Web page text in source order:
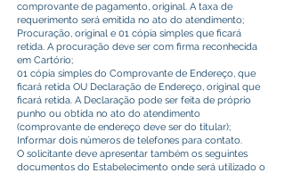
comprovante de pagamento, original. A taxa de
requerimento será emitida no ato do atendimento;
Procuração, original e 01 cópia simples que ficará
retida. A procuração deve ser com firma reconhecida
em Cartório;
01 cópia simples do Comprovante de Endereço, que
ficará retida OU Declaração de Endereço, original que
ficará retida. A Declaração pode ser feita de próprio
punho ou obtida no ato do atendimento
(comprovante de endereço deve ser do titular);
Informar dois números de telefones para contato.
O solicitante deve apresentar também os seguintes
documentos do Estabelecimento onde será utilizado o